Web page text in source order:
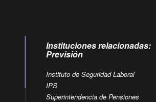
Instituciones relacionadas:
Previsión
Instituto de Seguridad Laboral
IPS
Superintendencia de Pensiones